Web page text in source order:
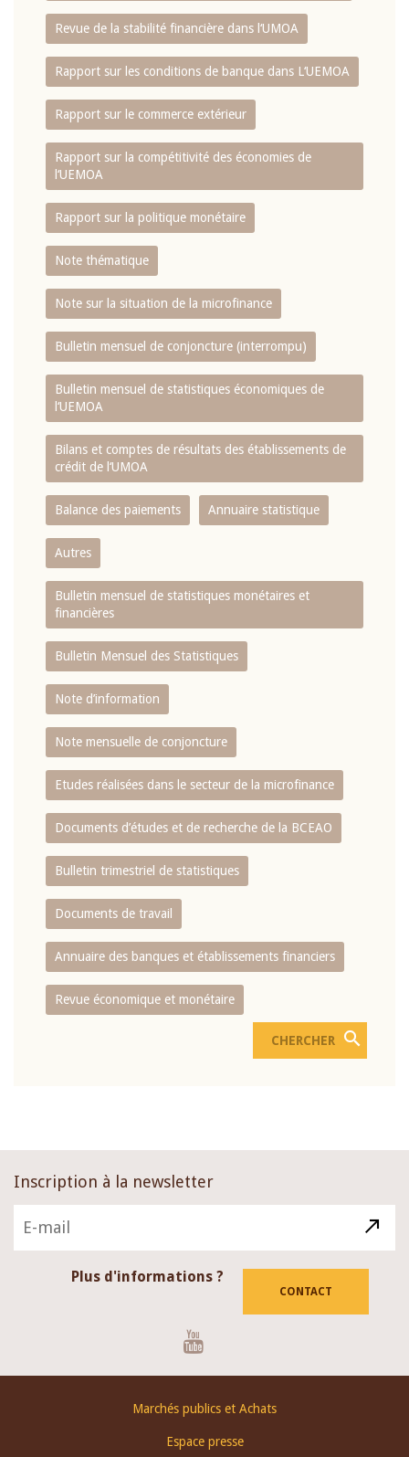
Revue de la stabilité financière dans l‘UMOA
Rapport sur les conditions de banque dans L‘UEMOA
Rapport sur le commerce extérieur
Rapport sur la compétitivité des économies de
l‘UEMOA
Rapport sur la politique monétaire
Note thématique
Note sur la situation de la microfinance
Bulletin mensuel de conjoncture (interrompu)
Bulletin mensuel de statistiques économiques de
l‘UEMOA
Bilans et comptes de résultats des établissements de
crédit de l‘UMOA
Balance des paiements Annuaire statistique
Autres
Bulletin mensuel de statistiques monétaires et
financières
Bulletin Mensuel des Statistiques
Note d’information
Note mensuelle de conjoncture
Etudes réalisées dans le secteur de la microfinance
Documents d’études et de recherche de la BCEAO
Bulletin trimestriel de statistiques
Documents de travail
Annuaire des banques et établissements financiers
Revue économique et monétaire
Inscription à la newsletter
Plus d'informations ?
CONTACT
Marchés publics et Achats
Espace presse